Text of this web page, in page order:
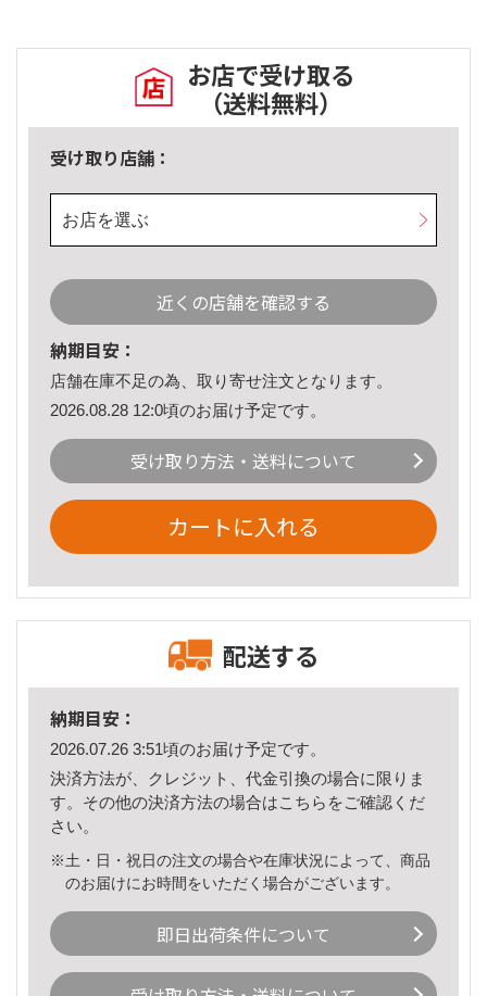
お店で受け取る
（送料無料）
受け取り店舗：
お店を選ぶ
近くの店舗を確認する
納期目安：
店舗在庫不足の為、取り寄せ注文となります。
2026.08.28 12:0頃のお届け予定です。
受け取り方法・送料について
カートに入れる
配送する
納期目安：
2026.07.26 3:51頃のお届け予定です。
決済方法が、クレジット、代金引換の場合に限りま
す。その他の決済方法の場合はこちら をご確認くだ
さい。
※土・日・祝日の注文の場合や在庫状況によって、商品
のお届けにお時間をいただく場合がございます。
即日出荷条件について